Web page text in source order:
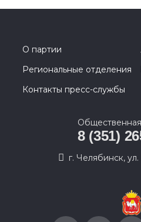
О партии
Региональные отделения
Контакты пресс-службы
8 (351)
г. Челябинск,